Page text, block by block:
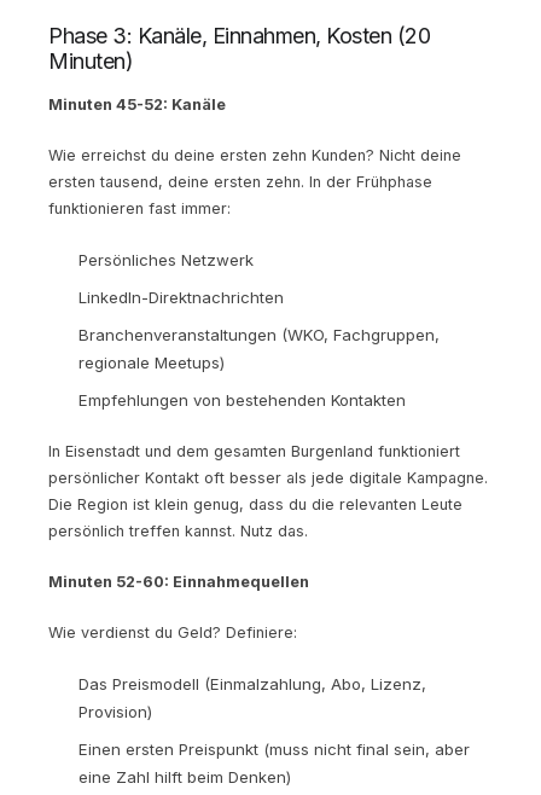
Phase 3: Kanäle, Einnahmen, Kosten (20
Minuten)
Minuten 45-52: Kanäle
Wie erreichst du deine ersten zehn Kunden? Nicht deine
ersten tausend, deine ersten zehn. In der Frühphase
funktionieren fast immer:
Persönliches Netzwerk
LinkedIn-Direktnachrichten
Branchenveranstaltungen (WKO, Fachgruppen,
regionale Meetups)
Empfehlungen von bestehenden Kontakten
In Eisenstadt und dem gesamten Burgenland funktioniert
persönlicher Kontakt oft besser als jede digitale Kampagne.
Die Region ist klein genug, dass du die relevanten Leute
persönlich treffen kannst. Nutz das.
Minuten 52-60: Einnahmequellen
Wie verdienst du Geld? Definiere:
Das Preismodell (Einmalzahlung, Abo, Lizenz,
Provision)
Einen ersten Preispunkt (muss nicht final sein, aber
eine Zahl hilft beim Denken)